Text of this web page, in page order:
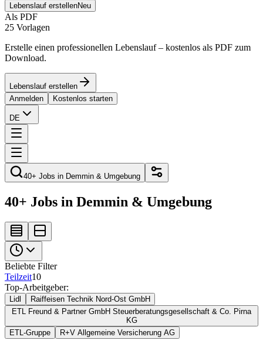
Lebenslauf erstellenNeu
Als PDF
25 Vorlagen
Erstelle einen professionellen Lebenslauf – kostenlos als PDF zum
Download.
Lebenslauf erstellen
Anmelden
Kostenlos starten
DE
40+ Jobs in Demmin & Umgebung
40+ Jobs in Demmin & Umgebung
Beliebte Filter
Teilzeit10
Top-Arbeitgeber:
Lidl
Raiffeisen Technik Nord-Ost GmbH
ETL Freund & Partner GmbH Steuerberatungsgesellschaft & Co. Pirna
KG
ETL-Gruppe
R+V Allgemeine Versicherung AG